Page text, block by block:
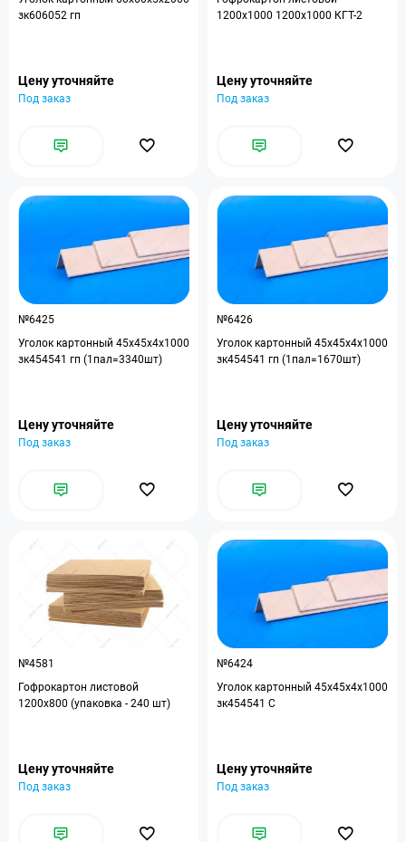
зк606052 гп
Цену уточняйте
Под заказ
1200x1000 1200x1000 КГТ-2
Цену уточняйте
Под заказ
№6425
Уголок картонный 45x45x4x1000
зк454541 гп (1пал=3340шт)
Цену уточняйте
Под заказ
№6426
Уголок картонный 45x45x4x1000
зк454541 гп (1пал=1670шт)
Цену уточняйте
Под заказ
№4581
Гофрокартон листовой
1200x800 (упаковка - 240 шт)
Цену уточняйте
Под заказ
№6424
Уголок картонный 45x45x4x1000
зк454541 С
Цену уточняйте
Под заказ